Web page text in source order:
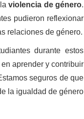
laviolencia de género.
pudieron reflexionar
relaciones de género.
durante estos
aprender y contribuir
seguros de que
la igualdad de género